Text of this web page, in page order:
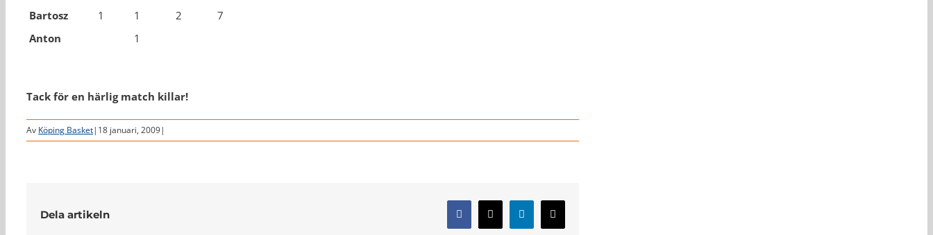
Bartosz
1 1 2
7
Anton
1
Tack för en härlig match killar!
Av Köping Basket| 18 januari, 2009|
Dela artikeln Facebook
X LinkedIn
E-
post